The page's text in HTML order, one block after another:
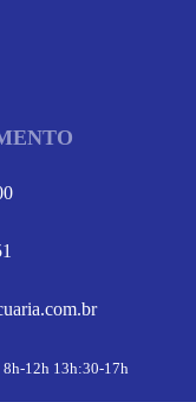
8h-12h 13h:30-17h